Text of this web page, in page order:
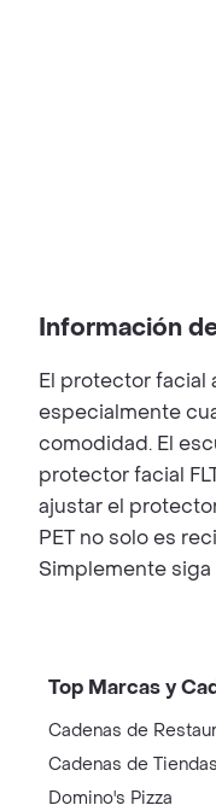
Información
El protector facial
especialmente
comodidad. El
protector facial
ajustar el
PET no solo es
Simplemente
Top Marcas y
Cadenas de
Cadenas de Tiendas
Domino's Pizza